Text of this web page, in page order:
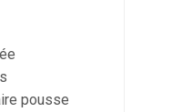
pousse